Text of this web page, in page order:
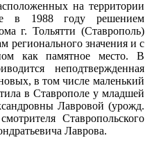
на территории
в 1988 году решением
г. Тольятти (Ставрополь)
регионального значения и с
как памятное место. В
неподтвержденная
в том числе маленький
в Ставрополе у младшей
Лавровой (урожд.
Ставропольского
Лаврова.